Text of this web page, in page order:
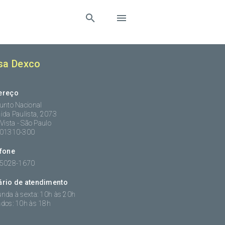
Dexco
Nacional
Paulista, 2073
- São Paulo
300
1670
de atendimento
à sexta: 10h às 20h
10h às 18h